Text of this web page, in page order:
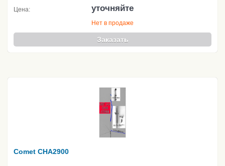
Цена: уточняйте
Нет в продаже
Заказать
Comet CHA2900